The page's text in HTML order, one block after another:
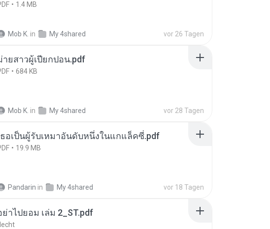
1.4 MB
Mob K. in My 4shared vor 26 Tagen
ายสาวผู้เปียกปอน.pdf
684 KB
Mob K. in My 4shared vor 28 Tagen
ธอเป็นผู้รับเหมาอันดับหนึ่งในแกแล็คซี่.pdf
19.9 MB
Pandarin in My 4shared vor 18 Tagen
ย่าไปยอม เล่ม 2_ST.pdf